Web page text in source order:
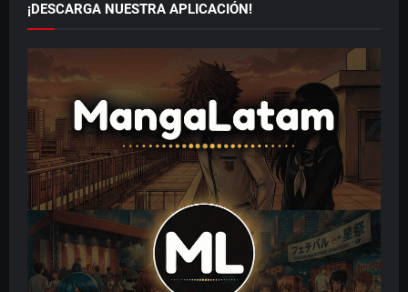
¡DESCARGA NUESTRA APLICACIÓN!